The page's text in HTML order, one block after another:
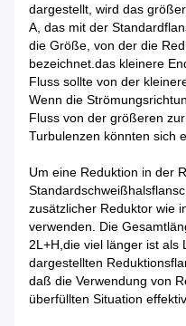
dargestellt, wird das
A, das mit der
die Größe, von der die
bezeichnet.das kleinere
Fluss sollte von der
Wenn die
Fluss von der größeren
Turbulenzen könnten sich
Um eine Reduktion in der
zusätzlicher Reduktor wie
verwenden. Die
2L+H,die viel länger ist als
dargestellten
daß die Verwendung von
überfüllten Situation